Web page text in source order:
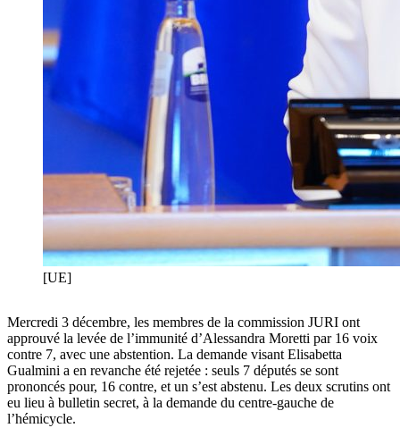
[UE]
Mercredi 3 décembre, les membres de la commission JURI ont
approuvé la levée de l’immunité d’Alessandra Moretti par 16 voix
contre 7, avec une abstention. La demande visant Elisabetta
Gualmini a en revanche été rejetée : seuls 7 députés se sont
prononcés pour, 16 contre, et un s’est abstenu. Les deux scrutins ont
eu lieu à bulletin secret, à la demande du centre-gauche de
l’hémicycle.